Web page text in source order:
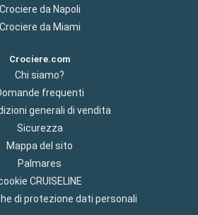
Crociere da Napoli
Crociere da Miami
Crociere.com
Chi siamo?
frequenti
generali di vendita
Sicurezza
Mappa del sito
Palmares
CRUISELINE
di protezione dati personali